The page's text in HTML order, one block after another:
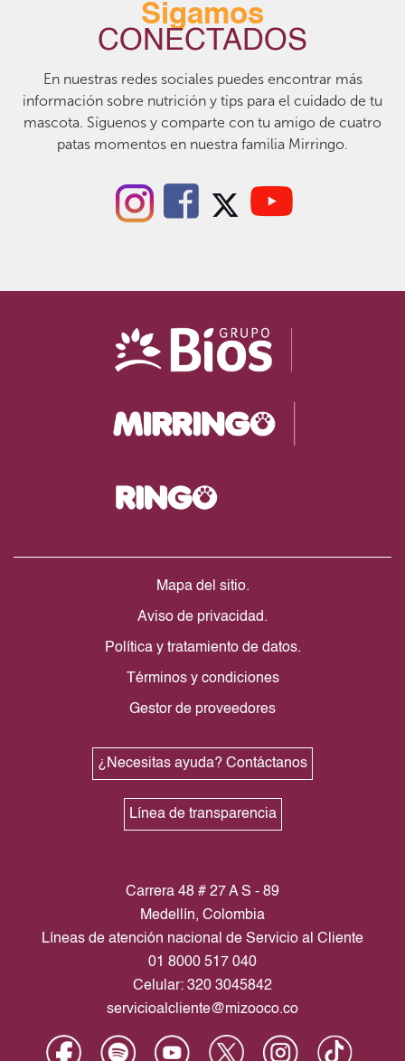
Sigamos
CONECTADOS
En nuestras redes sociales puedes encontrar más
información sobre nutrición y tips para el cuidado de tu
mascota. Síguenos y comparte con tu amigo de cuatro
patas momentos en nuestra familia Mirringo.
Mapa del sitio.
Aviso de privacidad.
Política y tratamiento de datos.
Términos y condiciones
Gestor de proveedores
¿Necesitas ayuda? Contáctanos
Línea de transparencia
Carrera 48 # 27 A S - 89
Medellín, Colombia
Líneas de atención nacional de Servicio al Cliente
01 8000 517 040
Celular: 320 3045842
servicioalcliente@mizooco.co